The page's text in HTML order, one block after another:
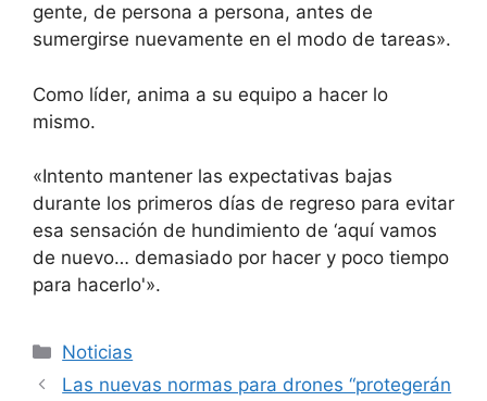
gente, de persona a persona, antes de
sumergirse nuevamente en el modo de tareas».
Como líder, anima a su equipo a hacer lo
mismo.
«Intento mantener las expectativas bajas
durante los primeros días de regreso para evitar
esa sensación de hundimiento de ‘aquí vamos
de nuevo… demasiado por hacer y poco tiempo
para hacerlo'».
Categorías
Noticias
Las nuevas normas para drones “protegerán